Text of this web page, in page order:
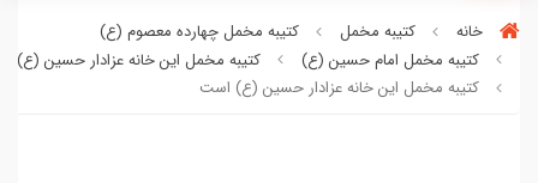
خانه کتیبه مخمل
کتیبه مخمل چهارده معصوم (ع)
کتیبه مخمل امام حسین (ع)
کتیبه مخمل این خانه عزادار حسین (ع)
کتیبه مخمل این خانه عزادار حسین (ع) است